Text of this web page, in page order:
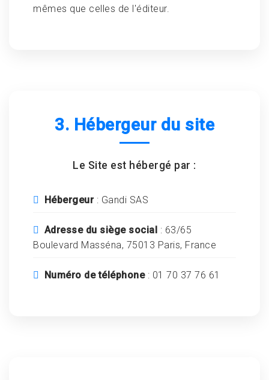
mêmes que celles de l'éditeur.
3. Hébergeur du site
Le Site est hébergé par :
Hébergeur: Gandi SAS
Adresse du siège social : 63/65
Boulevard Masséna, 75013 Paris, France
Numéro de téléphone: 01 70 37 76 61